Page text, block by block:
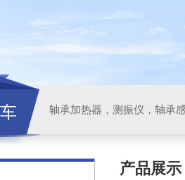
轴承加热器，测振仪，轴承
产品展示